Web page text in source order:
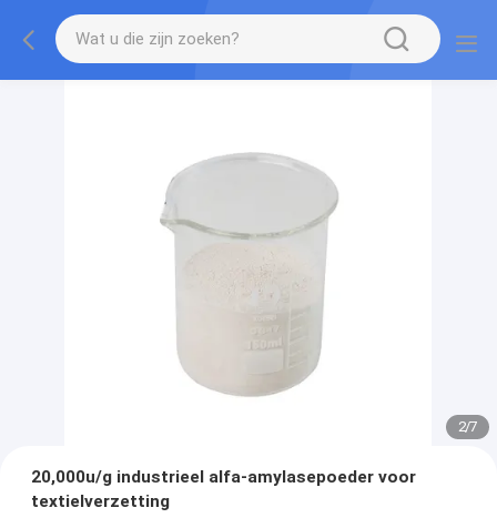
2/7
20,000u/g industrieel alfa-amylasepoeder voor
textielverzetting